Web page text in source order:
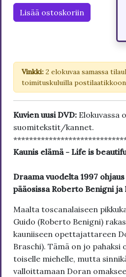
Lisää ostoskoriin
Vinkki: 2 elokuvaa samassa
toimituskuluilla
Kuvien uusi DVD: Elokuvassa
suomitekstit/kannet.
Kaunis elämä - Life is
Draama vuodelta 1997
pääosissa Roberto Benigni
Maalta toscanalaiseen
Guido (Roberto Benigni)
kauniiseen opettajattareen
Braschi). Tämä on jo pahaksi
toiselle miehelle, mutta
valloittamaan Doran